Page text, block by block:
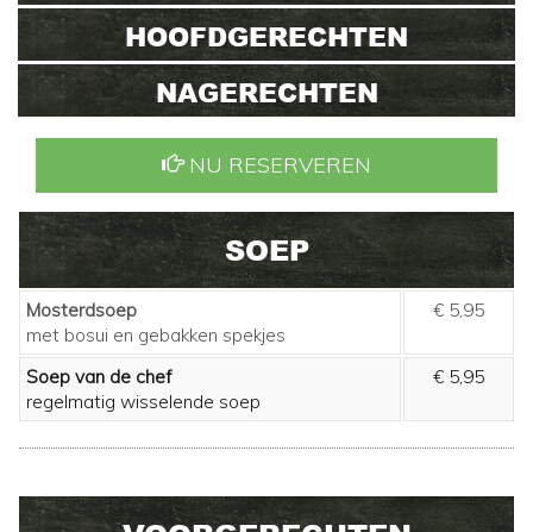
HOOFDGERECHTEN
NAGERECHTEN
NU RESERVEREN
SOEP
Mosterdsoep
met bosui en gebakken spekjes
€ 5,95
Soep van de chef
regelmatig wisselende soep
€ 5,95